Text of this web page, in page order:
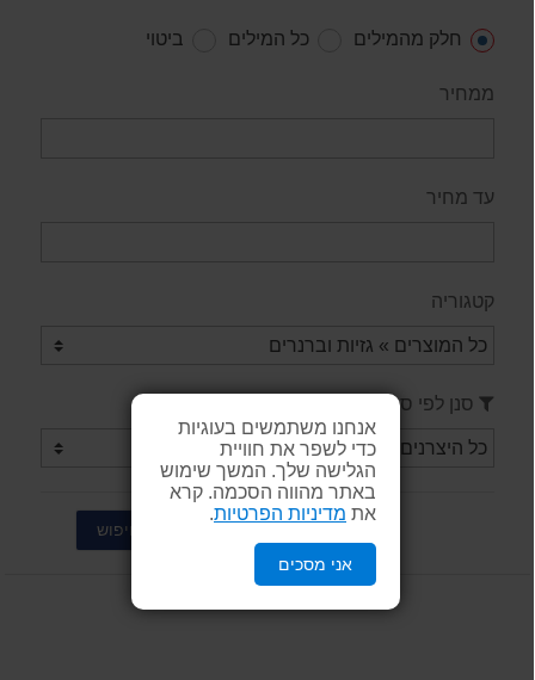
אנחנו משתמשים בעוגיות
כדי לשפר את חוויית
הגלישה שלך. המשך שימוש
באתר מהווה הסכמה. קרא
את מדיניות הפרטיות.
אני מסכים
חלק מהמילים כל המילים ביטוי
ממחיר
עד מחיר
קטגוריה
סנן לפי ספק / יצרן
חיפוש